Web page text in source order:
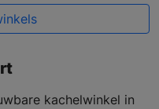
kachelwinkel in